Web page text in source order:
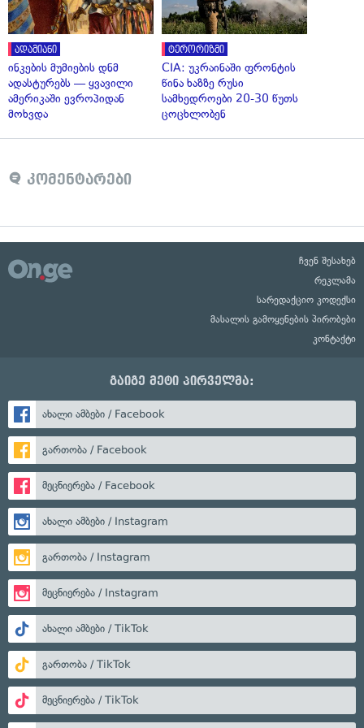
ადამიანი
ინკების მუმიების დნმ
ადასტურებს — ყვავილი
ამერიკაში ევროპიდან
მოხვდა
ტერორიზმი
CIA: უკრაინაში ფრონტის
წინა ხაზზე რუსი
სამხედროები 20-30 წუთს
ცოცხლობენ
კომენტარები
ჩვენ შესახებ
რეკლამა
სარედაქციო კოდექსი
მასალის გამოყენების პირობები
კონტაქტი
გაიგე მეტი პირველმა:
ახალი ამბები / Facebook
გართობა / Facebook
მეცნიერება / Facebook
ახალი ამბები / Instagram
გართობა / Instagram
მეცნიერება / Instagram
ახალი ამბები / TikTok
გართობა / TikTok
მეცნიერება / TikTok